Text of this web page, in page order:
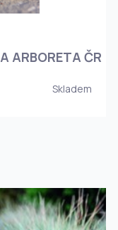
ARBORETA ČR
Skladem